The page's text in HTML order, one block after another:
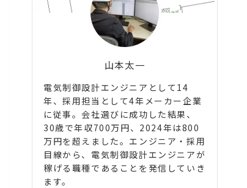
山本太一
電気制御設計エンジニアとして14
年、採用担当として4年メーカー企業
に従事。会社選びに成功した結果、
30歳で年収700万円、2024年は800
万円を超えました。エンジニア・採用
目線から、電気制御設計エンジニアが
稼げる職種であることを発信していき
ます。